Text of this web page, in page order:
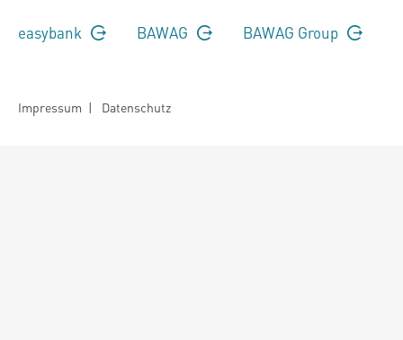
easybank BAWAG BAWAG Group
Impressum | Datenschutz